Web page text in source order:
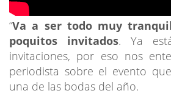
“Va a ser todo muy
poquitos invitados. Ya
invitaciones, por eso nos
periodista sobre el evento
una de las bodas del año.